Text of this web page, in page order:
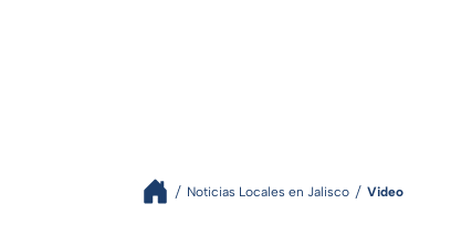
Noticias Locales en Jalisco Video